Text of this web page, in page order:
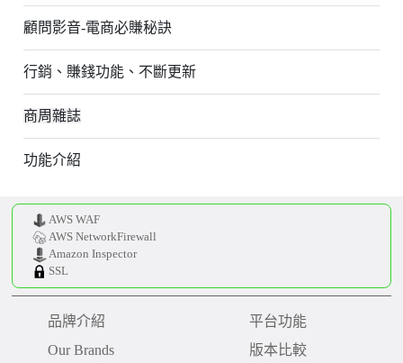
顧問影音-電商必賺秘訣
行銷、賺錢功能、不斷更新
商周雜誌
功能介紹
AWS WAF
AWS NetworkFirewall
Amazon Inspector
SSL
品牌介紹
Our Brands
平台功能
版本比較